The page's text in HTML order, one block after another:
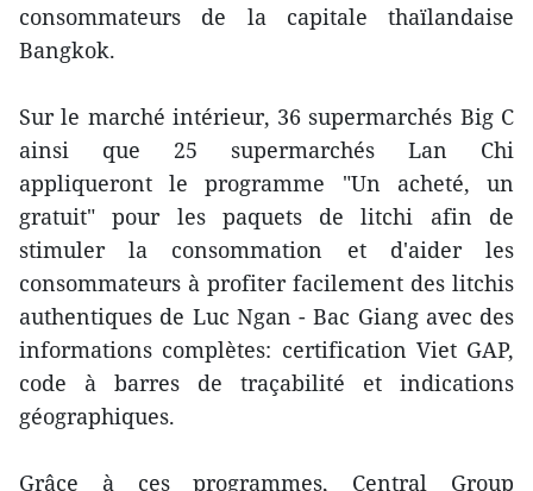
consommateurs de la capitale thaïlandaise
Bangkok.
Sur le marché intérieur, 36 supermarchés Big C
ainsi que 25 supermarchés Lan Chi
appliqueront le programme "Un acheté, un
gratuit" pour les paquets de litchi afin de
stimuler la consommation et d'aider les
consommateurs à profiter facilement des litchis
authentiques de Luc Ngan - Bac Giang avec des
informations complètes: certification Viet GAP,
code à barres de traçabilité et indications
géographiques.
Grâce à ces programmes, Central Group